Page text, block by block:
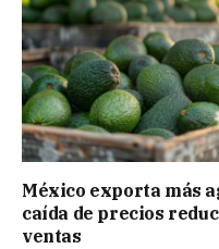
México exporta más
caída de precios
ventas